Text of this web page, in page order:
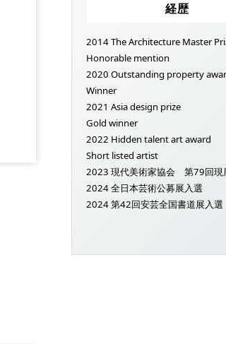
経歴
2014 The Architecture Master
Honorable mention
2020 Outstanding property
Winner
2021 Asia design prize
Gold winner
2022 Hidden talent art award
Short listed artist
2023 現代美術家協会 第79回現
2024 全日本芸術公募展入選
2024 第42回安芸全国書道展入選